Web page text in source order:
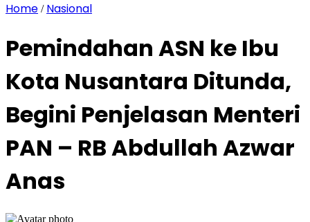
Home / Nasional
Pemindahan ASN ke Ibu
Kota Nusantara Ditunda,
Begini Penjelasan Menteri
PAN – RB Abdullah Azwar
Anas